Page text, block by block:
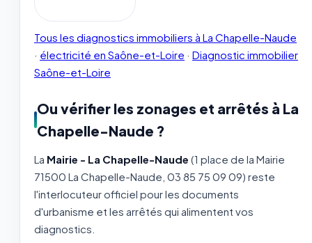
Tous les diagnostics immobiliers à La Chapelle-Naude
· électricité en Saône-et-Loire · Diagnostic immobilier
Saône-et-Loire
Ou vérifier les zonages et arrêtés à La
Chapelle-Naude ?
La Mairie - La Chapelle-Naude (1 place de la Mairie
71500 La Chapelle-Naude, 03 85 75 09 09) reste
l'interlocuteur officiel pour les documents
d'urbanisme et les arrêtés qui alimentent vos
diagnostics.